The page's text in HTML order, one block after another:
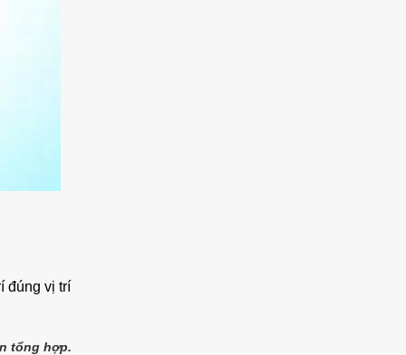
đúng vị trí
tổng hợp.